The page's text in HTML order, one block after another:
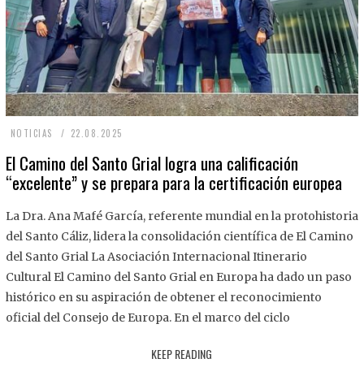
NOTICIAS 22.08.2025
.
8
2
2
El Camino del Santo Grial logra una calificación
“excelente” y se prepara para la certificación europea
La Dra. Ana Mafé García, referente mundial en la protohistoria
del Santo Cáliz, lidera la consolidación científica de El Camino
del Santo Grial La Asociación Internacional Itinerario
Cultural El Camino del Santo Grial en Europa ha dado un paso
histórico en su aspiración de obtener el reconocimiento
oficial del Consejo de Europa. En el marco del ciclo
KEEP READING